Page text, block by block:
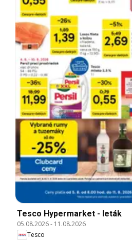
Tesco Hypermarket - leták
05.08.2026- 11.08.2026
Tesco